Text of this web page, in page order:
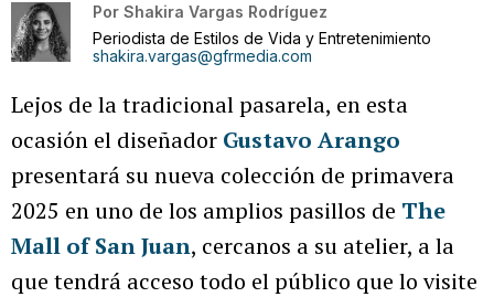
Por Shakira Vargas Rodríguez
Periodista de Estilos de Vida y Entretenimiento
shakira.vargas@gfrmedia.com
Lejos de la tradicional pasarela, en esta
ocasión el diseñador Gustavo Arango
presentará su nueva colección de primavera
2025 en uno de los amplios pasillos de The
Mall of San Juan, cercanos a su atelier, a la
que tendrá acceso todo el público que lo visite